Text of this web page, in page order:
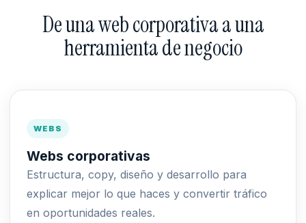
De una web corporativa a una
herramienta de negocio
WEBS
Webs corporativas
Estructura, copy, diseño y desarrollo para
explicar mejor lo que haces y convertir tráfico
en oportunidades reales.